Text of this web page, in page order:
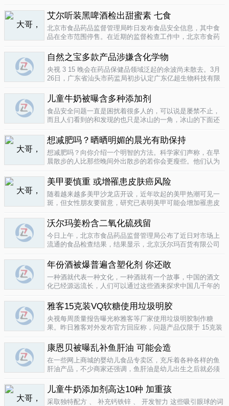
慌。 每天一斤奶，强壮中国人 ，到底让儿童强壮起来的是牛
奶，还是添加剂？超市中的儿童牛..
艾尔听装黑啤酒检出甜蜜素 七食
北京市食品药品监督管理局昨日发布食品安全信息，其中食
品在全市范围停售。在近期的监督检查工作中，北京市食药
带集团北京蓝宝酒业有限公司生产的 艾尔 听装黑啤酒，检出
不得检出的甜蜜素。北京市..
自然之宝多款产品涉嫌含化学物
央视 3 15 晚会在药品保健品领域泛起的余波尚未散去。3月
26日，广东省汕头市药监局初步认定广东亿超生物科技有限
已涉嫌构成生产销售伪劣产品罪，决定将案件移送汕头市公
安局依法查处。亿..
儿童牛奶被曝含多种添加剂
食品安全问题一直是困扰着很多人的，可以说是屡禁不止，
而且人们看到的和发现的也只是冰山的一角，冰山的下面还
中国家向发达国家进展的过程中的必经之路吧，但是，人们
要为这种发展付出一定的代价，尤其..
想减肥吗？晒晒明媚的晨光有助保持
想减肥吗？向你介绍一个明智的方法。科学家们声称，在早
晨散步的人比那些晚间外出散步的若你会更瘦些。他们认为
国研究人员让54名男性和女性研究参与者在手腕上戴上监控
器，记录他们在一个星期内晒太阳..
美甲要慎重 或增罹患皮肤癌风险
随着越来越多美甲沙龙店开设，近年吹起的美甲热潮可见一
斑，但女性朋友要留意，研究已表明美甲可能会增加罹患皮
美甲很受欢迎是因为它可以防止指甲断裂。但专家表示，美
甲过程中用以硬化凝胶的光疗..
沃尔玛姜粉含二氧化硫残留
今日上午，北京市食品药品监督管理局公布了近日对市场上
流通的食品检查结果，结果显示，北京沃尔玛百货有限公司
款小食品甜蜜素超标。二氧化硫在我国禁止用于姜粉这类食
物，据市食药监局食品安全专家介绍..
年份酒被爆普遍含塑化剂 你还敢
一种酒就代表一种文化，一种酒就有一个故事，中国的酒文
化已经源远流长，人们可以通过这些酒来探求中国几千年的
有害又不能完全戒掉的原因，因为酒已经不只是一种可以喝
的饮品那么简单，就像茶一样有很厚..
雅客15克装VQ软糖使用垃圾明胶
央视每周质量报告曝光称雅客等厂家使用垃圾明胶制作糖
果。昨日雅客对外发布官方回应称，问题产品仅限于 15克装
生产该产品，并将嘉利达明胶原料全部封存。对已上市流通
产品，雅客表示已于3月15..
康恩贝被曝乱补鱼肝油 可能会造
在一些网上商城的婴幼儿食品专卖区，充斥着各种各样的鱼
肝油产品，不少商家还强调，鱼肝油是幼儿出生之后就必须
孩子服用鱼肝油。而实际上，以食品身份出现的鱼肝油是药
品，过量补充会对孩子产生伤害。在..
儿童牛奶添加剂高达10种 加重孩
采取独特配方 、 补充钙铁锌 、 开发智力 这些吸引眼球的词